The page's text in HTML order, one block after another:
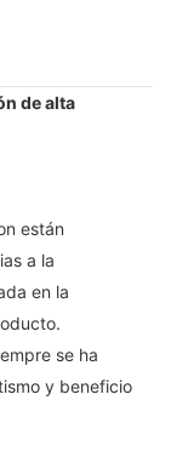
de alta
están
a la
en la
se ha
y beneficio